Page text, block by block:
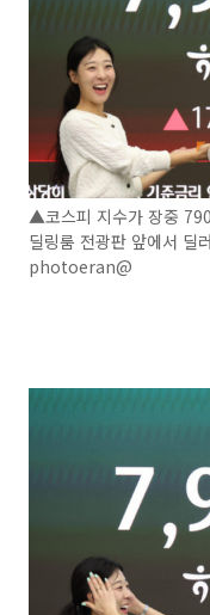
▲코스피 지수가 장중
딜링룸 전광판 앞에서 딜
photoeran@